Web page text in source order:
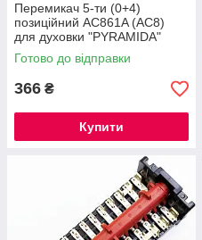
Перемикач 5-ти (0+4)
позиційний AC861A (AC8)
для духовки "PYRAMIDA"
Готово до відправки
366 ₴
Купити